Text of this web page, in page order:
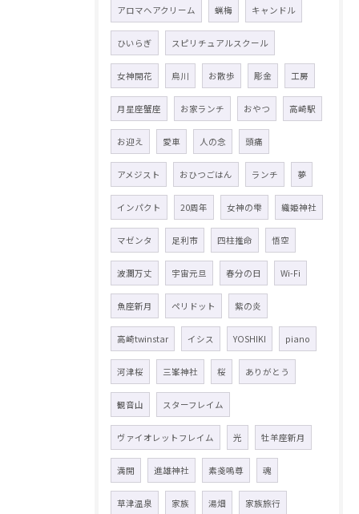
アロマヘアクリーム 蝋梅 キャンドル
ひいらぎ スピリチュアルスクール
女神開花 烏川 お散歩 彫金 工房
月星座蟹座 お家ランチ おやつ 高崎駅
お迎え 愛車 人の念 頭痛
アメジスト おひつごはん ランチ 夢
インパクト 20周年 女神の雫 織姫神社
マゼンタ 足利市 四柱推命 悟空
波瀾万丈 宇宙元旦 春分の日 Wi-Fi
魚座新月 ペリドット 紫の炎
高崎twinstar イシス YOSHIKI piano
河津桜 三峯神社 桜 ありがとう
観音山 スターフレイム
ヴァイオレットフレイム 光 牡羊座新月
満開 進雄神社 素戔嗚尊 魂
草津温泉 家族 湯畑 家族旅行